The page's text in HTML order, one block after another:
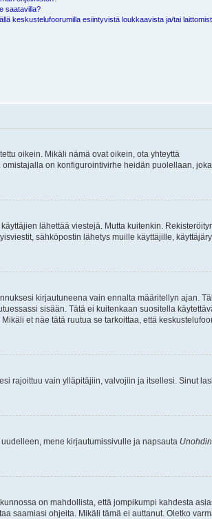
saatavilla?
keskustelufoorumilla esiintyvistä loukkaavista ja/tai
oikein. Mikäli nämä ovat oikein, ota yhteyttä
on konfigurointivirhe heidän puolellaan,
lähettää viestejä. Mutta kuitenkin.
sähköpostin lähetys muille käyttäjille,
kirjautuneena vain ennalta määritellyn ajan.
sisään. Tätä ei kuitenkaan suositella
et näe tätä ruutua se tarkoittaa, että
rajoittuu vain ylläpitäjiin, valvojiin ja itsellesi. Sinut
mene kirjautumissivulle ja napsauta Unohdin
on mahdollista, että jompikumpi kahdesta
saamiasi ohjeita. Mikäli tämä ei auttanut. Oletko